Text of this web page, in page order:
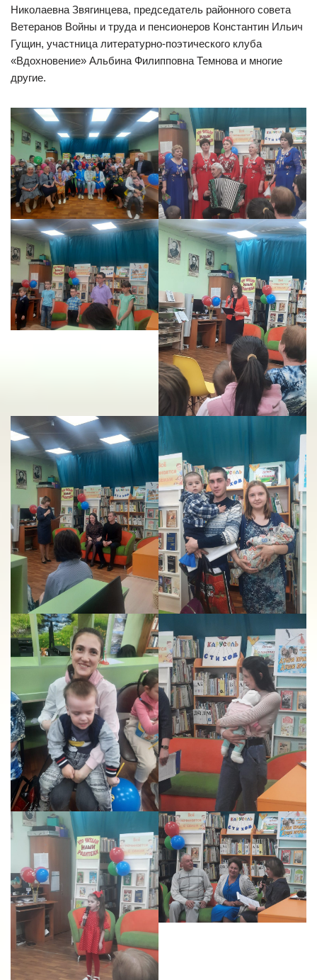
Николаевна Звягинцева, председатель районного совета
Ветеранов Войны и труда и пенсионеров Константин Ильич
Гущин, участница литературно-поэтического клуба
«Вдохновение» Альбина Филипповна Темнова и многие
другие.